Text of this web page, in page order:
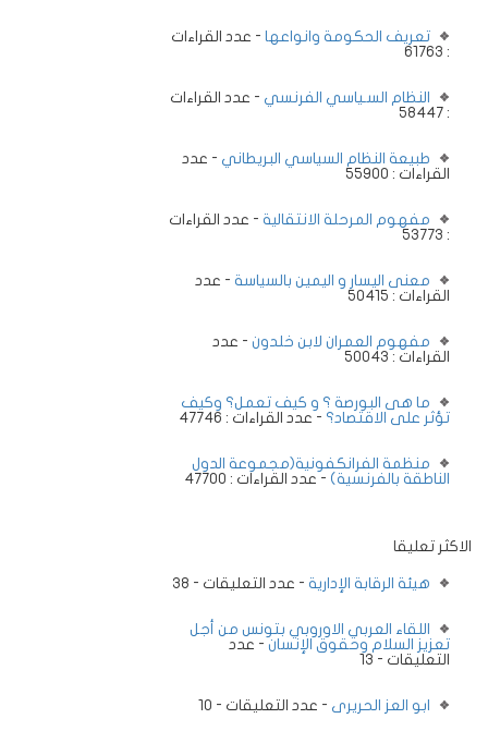
تعريف الحكومة وانواعها - عدد القراءات
: 61763
النظام السـياسي الفرنسي - عدد القراءات
: 58447
طبيعة النظام السياسي البريطاني - عدد
القراءات : 55900
مفهوم المرحلة الانتقالية - عدد القراءات
: 53773
معنى اليسار و اليمين بالسياسة - عدد
القراءات : 50415
مفهوم العمران لابن خلدون - عدد
القراءات : 50043
ما هى البورصة ؟ و كيف تعمل؟ وكيف
تؤثر على الاقتصاد؟ - عدد القراءات : 47746
منظمة الفرانكفونية(مجموعة الدول
الناطقة بالفرنسية) - عدد القراءات : 47700
الاكثر تعليقا
هيئة الرقابة الإدارية - عدد التعليقات - 38
اللقاء العربي الاوروبي بتونس من أجل
تعزيز السلام وحقوق الإنسان - عدد
التعليقات - 13
ابو العز الحريرى - عدد التعليقات - 10